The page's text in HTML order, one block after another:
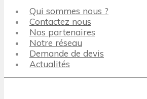
Qui sommes nous ?
Contactez nous
Nos partenaires
Notre réseau
Demande de devis
Actualités